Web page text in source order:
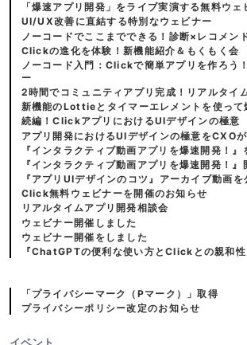
「爆速アプリ開発」をライブ実演する無料ウェ
UI/UX改善に直結する特別なウェビナー
ノーコードでここまでできる！診断×レコメン
Clickの進化を体験！新機能紹介＆もくもく会
ノーコード入門：Clickで簡単アプリを作ろう
ー
2時間でコミュニティアプリ完成！リアルタイ
新機能のLottieとタイマーエレメントを使って
続編！ClickアプリにおけるUIデザインの極意
アプリ開発におけるUIデザインの極意をCXOが
『インタラクティブ動画アプリを爆速開発！』
『インタラクティブ動画アプリを爆速開発！』
『アプリUIデザインのコツ』アーカイブ動画を
Click無料ウェビナーを開催のお知らせ
リアルタイムアプリ開発相談会
ウェビナー開催しました
ウェビナー開催をしました
『ChatGPTの便利な使い方とClickとの親和性
「プライバシーマーク（Pマーク）」取得
プライバシーポリシー改定のお知らせ
イベント